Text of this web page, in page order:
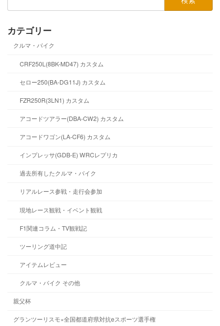
カテゴリー
クルマ・バイク
CRF250L(8BK-MD47) カスタム
セロー250(BA-DG11J) カスタム
FZR250R(3LN1) カスタム
アコードツアラー(DBA-CW2) カスタム
アコードワゴン(LA-CF6) カスタム
インプレッサ(GDB-E) WRCレプリカ
過去所有したクルマ・バイク
リアルレース参戦・走行会参加
現地レース観戦・イベント観戦
F1関連コラム・TV観戦記
ツーリング道中記
アイテムレビュー
クルマ・バイク その他
親父杯
グランツーリスモ×全国都道府県対抗eスポーツ選手権